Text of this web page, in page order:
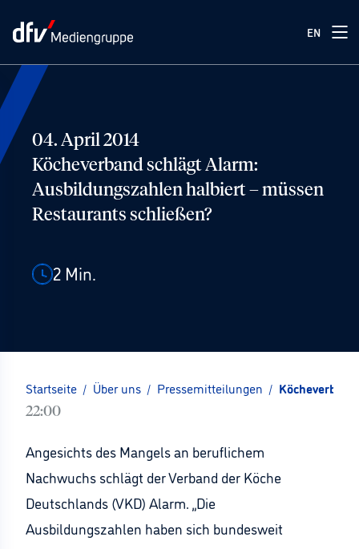
EN
04. April 2014
Köcheverband schlägt Alarm:
Ausbildungszahlen halbiert – müssen
Restaurants schließen?
2 Min.
Startseite / Über uns / Pressemitteilungen /
22:00
Angesichts des Mangels an beruflichem
Nachwuchs schlägt der Verband der Köche
Deutschlands (VKD) Alarm. „Die
Ausbildungszahlen haben sich bundesweit